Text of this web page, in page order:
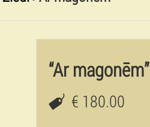
“Ar magonēm”
€ 180.00